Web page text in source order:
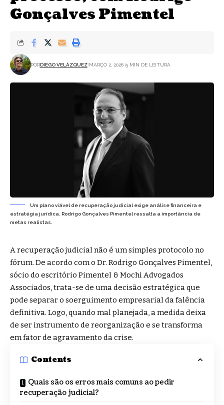
Gonçalves Pimentel
PORDIEGO VELÁZQUEZ MARÇO 2, 2026 5 MIN DE LEITURA
Um plano viável de recuperação judicial exige análise financeira e
estratégia jurídica. Rodrigo Gonçalves Pimentel ressalta a importância de
metas realistas.
A recuperação judicial não é um simples protocolo no
fórum. De acordo com o Dr. Rodrigo Gonçalves Pimentel,
sócio do escritório Pimentel & Mochi Advogados
Associados, trata-se de uma decisão estratégica que
pode separar o soerguimento empresarial da falência
definitiva. Logo, quando mal planejada, a medida deixa
de ser instrumento de reorganização e se transforma
em fator de agravamento da crise.
Contents
Quais são os erros mais comuns ao pedir
recuperação judicial?